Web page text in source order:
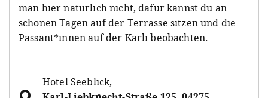
man hier natürlich nicht, dafür kannst du an
schönen Tagen auf der Terrasse sitzen und die
Passant*innen auf der Karli beobachten.
Hotel Seeblick,